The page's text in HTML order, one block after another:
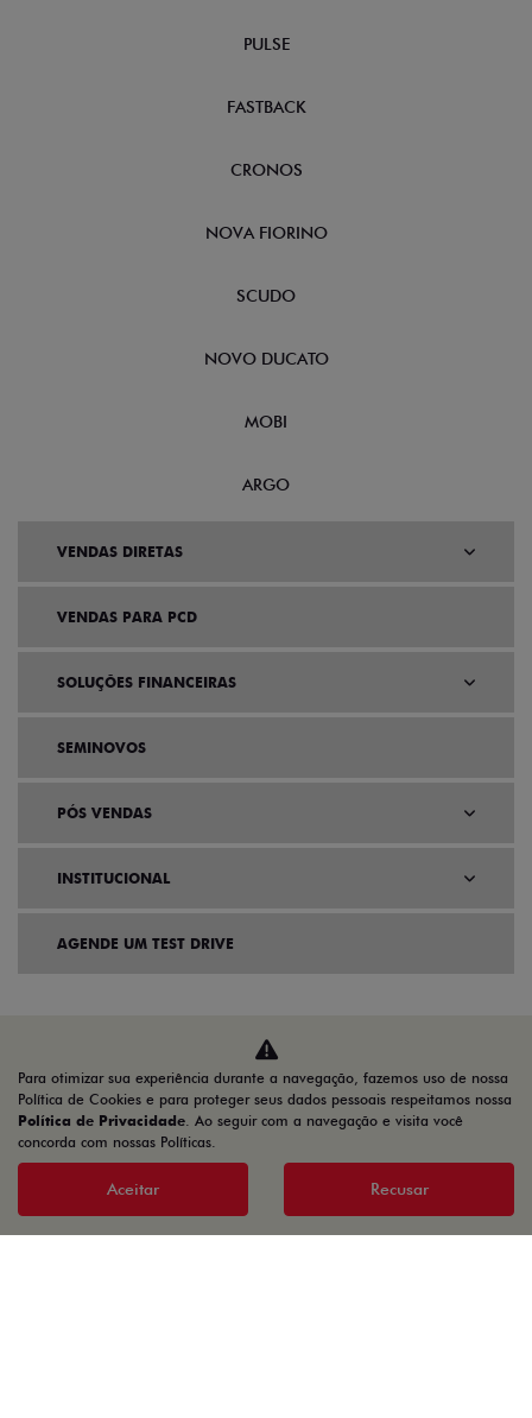
PULSE
FASTBACK
CRONOS
NOVA FIORINO
SCUDO
NOVO DUCATO
MOBI
ARGO
VENDAS DIRETAS
VENDAS PARA PCD
SOLUÇÕES FINANCEIRAS
SEMINOVOS
PÓS VENDAS
INSTITUCIONAL
AGENDE UM TEST DRIVE
Home Estoque seminovos
Para otimizar sua experiência durante a navegação, fazemos uso de nossa
Política de Cookies e para proteger seus dados pessoais respeitamos nossa
Política de Privacidade. Ao seguir com a navegação e visita você
concorda com nossas Políticas.
Aceitar Recusar